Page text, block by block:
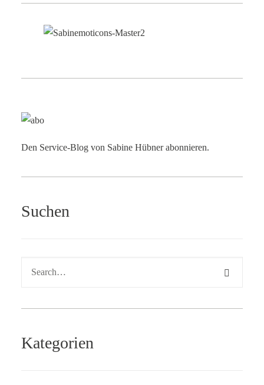
Den Service-Blog von Sabine Hübner abonnieren.
Suchen
Kategorien